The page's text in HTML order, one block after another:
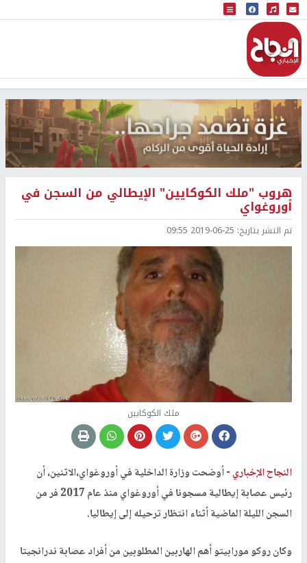
البث المباشر
إذاعة النجاح
هروب "ملك الكوكايين" الإيطالي من السجن في
أوروغواي
تم النشر بتاريخ: 2019-06-25 09:55
ملك الكوكايين
النجاح الإخباري -أوضحت وزارة الداخلية في أوروغواي،الاثنين، أن
رئيس عصابة إيطالية مسجونا في أوروغواي منذ عام 2017 فر من
السجن الليلة الماضية أثناء انتظار ترحيله إلى إيطاليا.
وكان روكو مورابيتو أهم الهاربين المطلوبين من أفراد عصابة ندرانجيتا